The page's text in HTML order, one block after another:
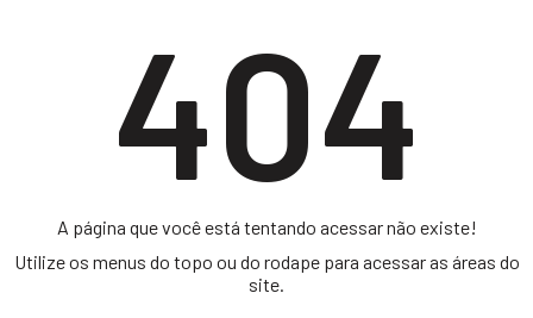
404
A página que você está tentando acessar não existe!
Utilize os menus do topo ou do rodape para acessar as áreas do
site.